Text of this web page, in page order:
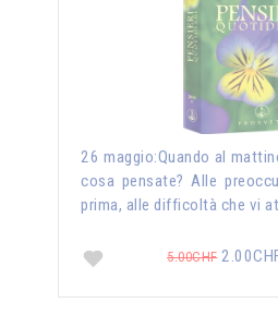
26 maggio:Quando al
cosa pensate? Alle
prima, alle difficoltà che vi
5.00CHF